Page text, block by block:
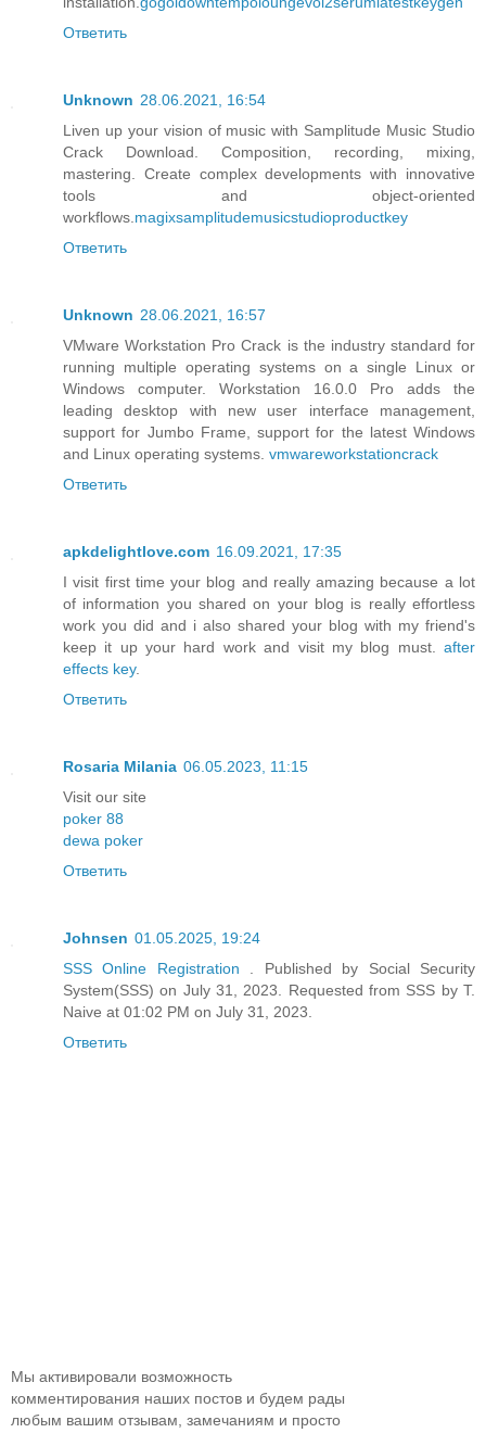
Ответить
Unknown 28.06.2021, 16:54
Liven up your vision of music with Samplitude Music Studio
Crack Download. Composition, recording, mixing,
mastering. Create complex developments with innovative
tools and object-oriented
workflows.magixsamplitudemusicstudioproductkey
Ответить
Unknown 28.06.2021, 16:57
VMware Workstation Pro Crack is the industry standard for
running multiple operating systems on a single Linux or
Windows computer. Workstation 16.0.0 Pro adds the
leading desktop with new user interface management,
support for Jumbo Frame, support for the latest Windows
and Linux operating systems. vmwareworkstationcrack
Ответить
apkdelightlove.com 16.09.2021, 17:35
I visit first time your blog and really amazing because a lot
of information you shared on your blog is really effortless
work you did and i also shared your blog with my friend's
keep it up your hard work and visit my blog must. after
effects key.
Ответить
Rosaria Milania 06.05.2023, 11:15
Visit our site
poker 88
dewa poker
Ответить
Johnsen 01.05.2025, 19:24
SSS Online Registration . Published by Social Security
System(SSS) on July 31, 2023. Requested from SSS by T.
Naive at 01:02 PM on July 31, 2023.
Ответить
Мы активировали возможность
комментирования наших постов и будем рады
любым вашим отзывам, замечаниям и просто